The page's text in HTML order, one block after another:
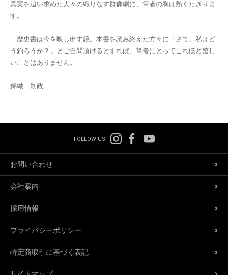
真実を追い求めた人々の織りなす群像劇に、筆者の胸は熱くたぎりま
す。
歴史書は今を映し出す鏡。本書を読み終えた方々に「さて、私はど
う釣ろうか？」とご自問頂けるとすれば、筆者にとってこれほど嬉し
いことはありません。
錦織 則政
FOLLOW US
お問い合わせ
会社案内
採用情報
プライバシーポリシー
特定商取引に基づく表記